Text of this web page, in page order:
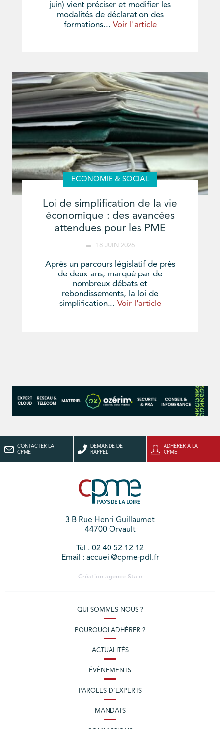
juin) vient préciser et modifier les
modalités de déclaration des
formations... Voir l'article
ECONOMIE & SOCIAL
Loi de simplification de la vie
économique : des avancées
attendues pour les PME
18 JUIN 2026
Après un parcours législatif de près
de deux ans, marqué par de
nombreux débats et
rebondissements, la loi de
simplification... Voir l'article
CONTACTER LA
CPME
DEMANDE DE
RAPPEL
ADHÉRER À LA
CPME
3 B Rue Henri Guillaumet
44700 Orvault
Tél : 02 40 52 12 12
Email : accueil@cpme-pdl.fr
Création agence Stafe
QUI SOMMES-NOUS ?
POURQUOI ADHÉRER ?
ACTUALITÉS
ÉVÈNEMENTS
PAROLES D’EXPERTS
MANDATS